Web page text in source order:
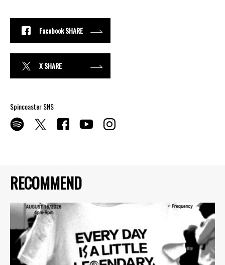
RECOMMEND
Facebook SHARE
X SHARE
Spincoaster SNS